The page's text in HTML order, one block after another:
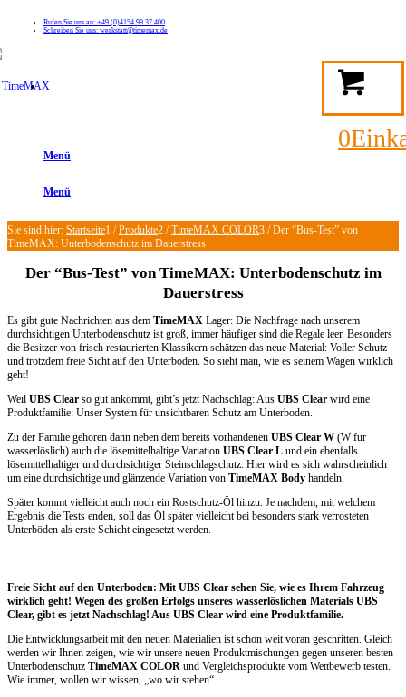
Rufen Sie uns an: +49 (0)4154 99 37 400
Schreiben Sie uns: werkstatt@timemax.de
0
Menü
Menü
Sie sind hier: Startseite1 / Produkte2 / TimeMAX COLOR3 / Der “Bus-Test” von
TimeMAX: Unterbodenschutz im Dauerstress
Der “Bus-Test” von TimeMAX: Unterbodenschutz im
Dauerstress
Es gibt gute Nachrichten aus dem TimeMAX Lager: Die Nachfrage nach unserem
durchsichtigen Unterbodenschutz ist groß, immer häufiger sind die Regale leer. Besonders
die Besitzer von frisch restaurierten Klassikern schätzen das neue Material: Voller Schutz
und trotzdem freie Sicht auf den Unterboden. So sieht man, wie es seinem Wagen wirklich
geht!
Weil UBS Clear so gut ankommt, gibt’s jetzt Nachschlag: Aus UBS Clear wird eine
Produktfamilie: Unser System für unsichtbaren Schutz am Unterboden.
Zu der Familie gehören dann neben dem bereits vorhandenen UBS Clear W (W für
wasserlöslich) auch die lösemittelhaltige Variation UBS Clear L und ein ebenfalls
lösemittelhaltiger und durchsichtiger Steinschlagschutz. Hier wird es sich wahrscheinlich
um eine durchsichtige und glänzende Variation von TimeMAX Body handeln.
Später kommt vielleicht auch noch ein Rostschutz-Öl hinzu. Je nachdem, mit welchem
Ergebnis die Tests enden, soll das Öl später vielleicht bei besonders stark verrosteten
Unterböden als erste Schicht eingesetzt werden.
Freie Sicht auf den Unterboden: Mit UBS Clear sehen Sie, wie es Ihrem Fahrzeug
wirklich geht! Wegen des großen Erfolgs unseres wasserlöslichen Materials UBS
Clear, gibt es jetzt Nachschlag! Aus UBS Clear wird eine Produktfamilie.
Die Entwicklungsarbeit mit den neuen Materialien ist schon weit voran geschritten. Gleich
werden wir Ihnen zeigen, wie wir unsere neuen Produktmischungen gegen unseren besten
Unterbodenschutz TimeMAX COLOR und Vergleichsprodukte vom Wettbewerb testen.
Wie immer, wollen wir wissen, „wo wir stehen“.